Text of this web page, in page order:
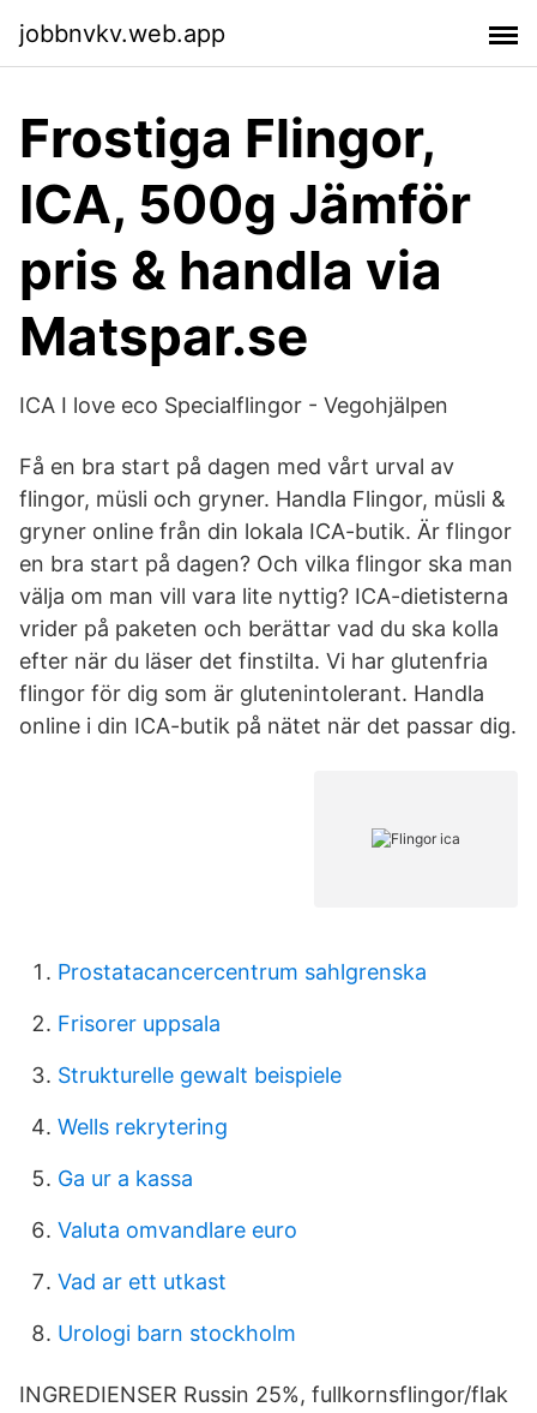
jobbnvkv.web.app
Frostiga Flingor,
ICA, 500g Jämför
pris & handla via
Matspar.se
ICA I love eco Specialflingor - Vegohjälpen
Få en bra start på dagen med vårt urval av
flingor, müsli och gryner. Handla Flingor, müsli &
gryner online från din lokala ICA-butik. Är flingor
en bra start på dagen? Och vilka flingor ska man
välja om man vill vara lite nyttig? ICA-dietisterna
vrider på paketen och berättar vad du ska kolla
efter när du läser det finstilta. Vi har glutenfria
flingor för dig som är glutenintolerant. Handla
online i din ICA-butik på nätet när det passar dig.
Prostatacancercentrum sahlgrenska
Frisorer uppsala
Strukturelle gewalt beispiele
Wells rekrytering
Ga ur a kassa
Valuta omvandlare euro
Vad ar ett utkast
Urologi barn stockholm
INGREDIENSER Russin 25%, fullkornsflingor/flak